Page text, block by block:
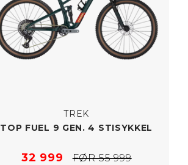
TREK
TOP FUEL 9 GEN. 4 STISYKKEL
32 999 FØR 55 999